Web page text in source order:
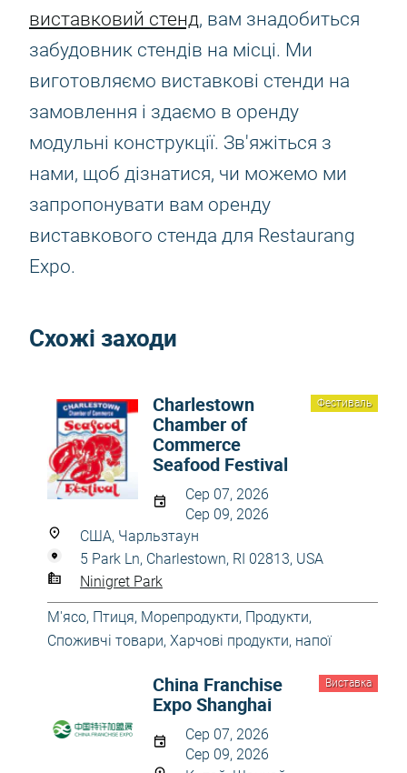
виставковий стенд, вам знадобиться
забудовник стендів на місці. Ми
виготовляємо виставкові стенди на
замовлення і здаємо в оренду
модульні конструкції. Зв'яжіться з
нами, щоб дізнатися, чи можемо ми
запропонувати вам оренду
виставкового стенда для Restaurang
Expo.
Схожі заходи
Фестиваль
Charlestown
Chamber of
Commerce
Seafood Festival
Сер 07, 2026
Сер 09, 2026
США, Чарльзтаун
5 Park Ln, Charlestown, RI 02813, USA
Ninigret Park
М'ясо, Птиця, Морепродукти, Продукти,
Споживчі товари, Харчові продукти, напої
Виставка
China Franchise
Expo Shanghai
Сер 07, 2026
Сер 09, 2026